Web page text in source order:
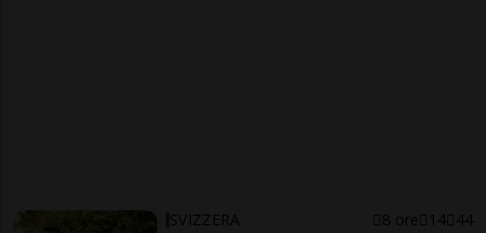
SVIZZERA 8 ore 14 44